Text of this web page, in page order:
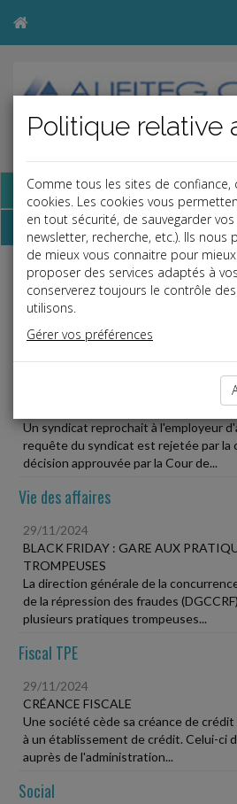
Base documentaire
Dépêches
Liste des dernières dépêches
Social
FAUT-IL INCLURE LES SOMMES
Un syndicat reprochait à l'employeur
requête du syndicat est rejetée par la
décision approuvée par la Cour de...
Vie des affaires
29/11/2024
BLACK FRIDAY : GARE AUX
TROMPEUSES
La direction générale de la
de la répression des fraudes
plusieurs pratiques trompeuses...
Fiscal TPE
29/11/2024
CRÉANCE FISCALE
Une société cède sa créance de
à un établissement de crédit. Celui-ci
auprès de l'administration...
Social
Comme tous les sites de confiance,
cookies. Les cookies vous
en tout sécurité, de sauvegarder vos
newsletter, recherche, etc.). Ils
de mieux vous connaitre pour
proposer des services adaptés à
conserverez toujours le contrôle
utilisons.
Gérer vos préférences